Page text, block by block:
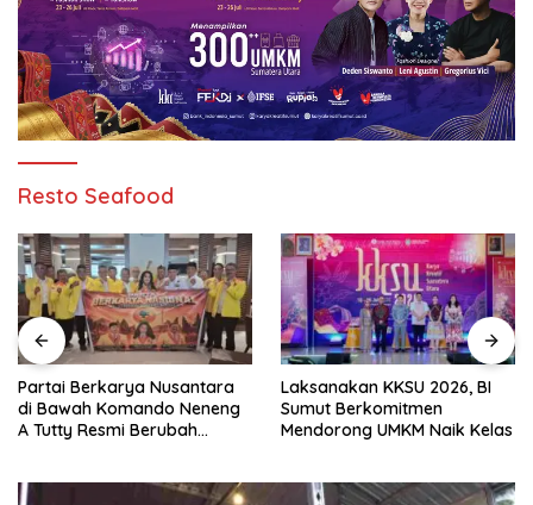
Resto Seafood
Partai Berkarya Nusantara
di Bawah Komando Neneng
A Tutty Resmi Berubah
Laksanakan KKSU 2026, BI
Sumut Berkomitmen
Mendorong UMKM Naik Kelas